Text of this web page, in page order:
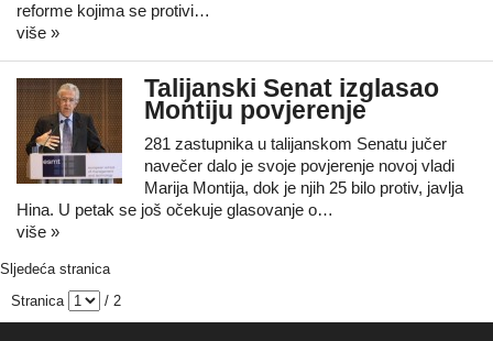
reforme kojima se protivi…
više »
Talijanski Senat izglasao
Montiju povjerenje
281 zastupnika u talijanskom Senatu jučer
navečer dalo je svoje povjerenje novoj vladi
Marija Montija, dok je njih 25 bilo protiv, javlja
Hina. U petak se još očekuje glasovanje o…
više »
Sljedeća stranica
Stranica
/ 2